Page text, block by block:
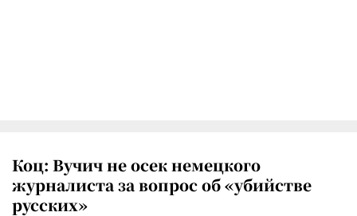
Коц: Вучич не осек немецкого
журналиста за вопрос об «убийстве
русских»